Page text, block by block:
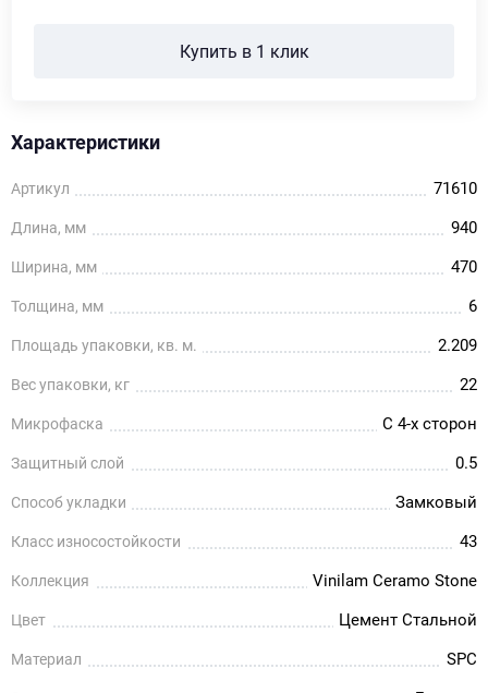
Купить в 1 клик
Характеристики
Артикул 71610
Длина, мм 940
Ширина, мм 470
Толщина, мм 6
Площадь упаковки, кв. м. 2.209
Вес упаковки, кг 22
Микрофаска С 4-х сторон
Защитный слой 0.5
Способ укладки Замковый
Класс износостойкости 43
Коллекция Vinilam Ceramo Stone
Цвет Цемент Cтальной
Материал SPC